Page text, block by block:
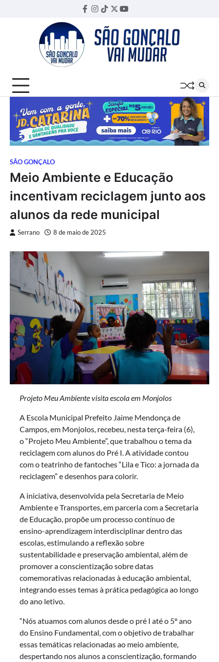
Facebook
Instagram
TikTok
TwitterYouTube
SÃO GONÇALO
Meio Ambiente e Educação
incentivam reciclagem junto aos
alunos da rede municipal
Serrano 8 de maio de 2025
Projeto Meu Ambiente visita escola em Monjolos
A Escola Municipal Prefeito Jaime Mendonça de
Campos, em Monjolos, recebeu, nesta terça-feira (6),
o “Projeto Meu Ambiente”, que trabalhou o tema da
reciclagem com alunos do Pré I. A atividade contou
com o teatrinho de fantoches “Lila e Tico: a jornada da
reciclagem” e desenhos para colorir.
A iniciativa, desenvolvida pela Secretaria de Meio
Ambiente e Transportes, em parceria com a Secretaria
de Educação, propõe um processo contínuo de
ensino-aprendizagem interdisciplinar dentro das
escolas, estimulando a reflexão sobre
sustentabilidade e preservação ambiental, além de
promover a conscientização sobre datas
comemorativas relacionadas à educação ambiental,
integrando esses temas à prática pedagógica ao longo
do ano letivo.
“Nós atuamos com alunos desde o pré I até o 5º ano
do Ensino Fundamental, com o objetivo de trabalhar
essas temáticas relacionadas ao meio ambiente,
despertando nos alunos a conscientização, formando